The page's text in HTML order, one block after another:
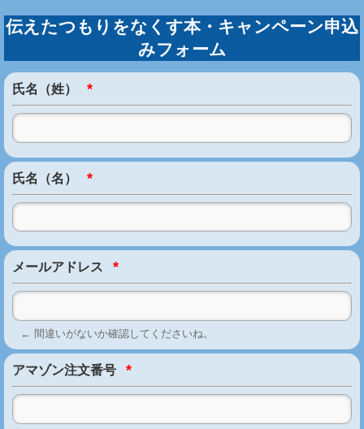
伝えたつもりをなくす本・キャンペーン申込
みフォーム
氏名（姓） *
氏名（名） *
メールアドレス *
← 間違いがないか確認してくださいね。
アマゾン注文番号 *